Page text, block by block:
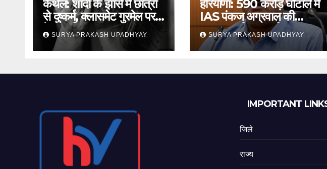
कैथल: शादी के झांसे में छात्रा
से दुष्कर्म, क्लासमेट गुरमेल पर
केस दर्ज
SURYA PRAKASH UPADHYAY
हरियाणा: 590 करोड़ घोटाले में
IAS पंकज अग्रवाल की
जमानत याचिका खारिज
SURYA PRAKASH UPADHYAY
IMPORTANT
जिले
राज्य